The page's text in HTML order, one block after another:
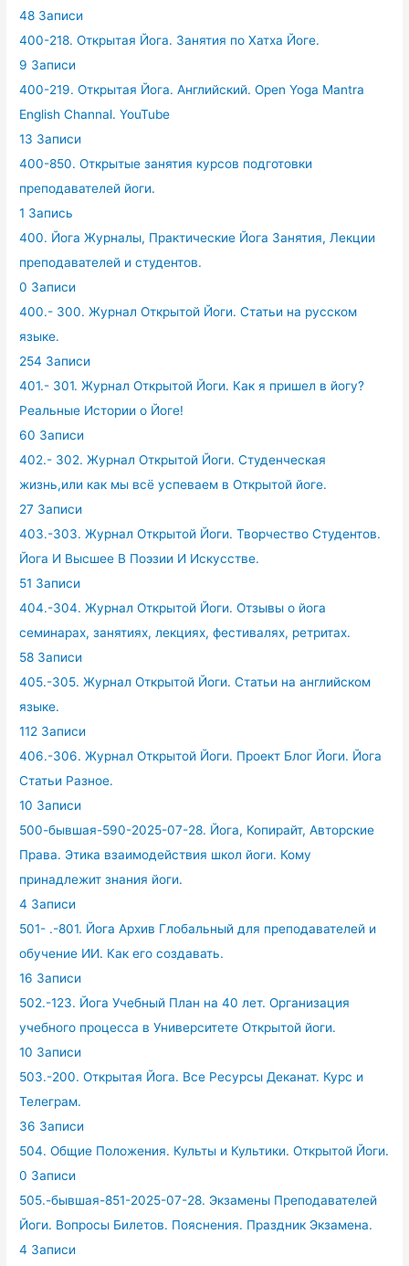
48 Записи
400-218. Открытая Йога. Занятия по Хатха Йоге.
9 Записи
400-219. Открытая Йога. Английский. Open Yoga Mantra
English Channal. YouTube
13 Записи
400-850. Открытые занятия курсов подготовки
преподавателей йоги.
1 Запись
400. Йога Журналы, Практические Йога Занятия, Лекции
преподавателей и студентов.
0 Записи
400.- 300. Журнал Открытой Йоги. Статьи на русском
языке.
254 Записи
401.- 301. Журнал Открытой Йоги. Как я пришел в йогу?
Реальные Истории о Йоге!
60 Записи
402.- 302. Журнал Открытой Йоги. Студенческая
жизнь,или как мы всё успеваем в Открытой йоге.
27 Записи
403.-303. Журнал Открытой Йоги. Творчество Студентов.
Йога И Высшее В Поэзии И Искусстве.
51 Записи
404.-304. Журнал Открытой Йоги. Отзывы о йога
семинарах, занятиях, лекциях, фестивалях, ретритах.
58 Записи
405.-305. Журнал Открытой Йоги. Статьи на английском
языке.
112 Записи
406.-306. Журнал Открытой Йоги. Проект Блог Йоги. Йога
Статьи Разное.
10 Записи
500-бывшая-590-2025-07-28. Йога, Копирайт, Авторские
Права. Этика взаимодействия школ йоги. Кому
принадлежит знания йоги.
4 Записи
501- .-801. Йога Архив Глобальный для преподавателей и
обучение ИИ. Как его создавать.
16 Записи
502.-123. Йога Учебный План на 40 лет. Организация
учебного процесса в Университете Открытой йоги.
10 Записи
503.-200. Открытая Йога. Все Ресурсы Деканат. Курс и
Телеграм.
36 Записи
504. Общие Положения. Культы и Культики. Открытой Йоги.
0 Записи
505.-бывшая-851-2025-07-28. Экзамены Преподавателей
Йоги. Вопросы Билетов. Пояснения. Праздник Экзамена.
4 Записи